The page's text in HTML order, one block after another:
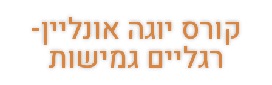
קורס יוגה אונליין-
רגליים גמישות